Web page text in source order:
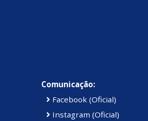
Comunicação:
Facebook (Oficial)
Instagram (Oficial)